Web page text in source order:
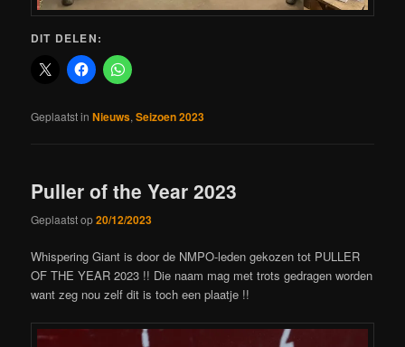
DIT DELEN:
Geplaatst in Nieuws,Seizoen 2023
Puller of the Year 2023
Geplaatst op20/12/2023
Whispering Giant is door de NMPO-leden gekozen tot PULLER
OF THE YEAR 2023 !! Die naam mag met trots gedragen worden
want zeg nou zelf dit is toch een plaatje !!